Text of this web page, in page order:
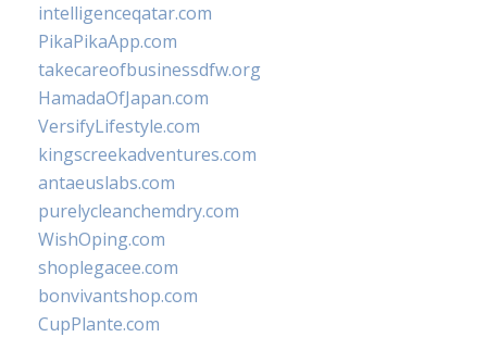
intelligenceqatar.com
PikaPikaApp.com
takecareofbusinessdfw.org
HamadaOfJapan.com
VersifyLifestyle.com
kingscreekadventures.com
antaeuslabs.com
purelycleanchemdry.com
WishOping.com
shoplegacee.com
bonvivantshop.com
CupPlante.com